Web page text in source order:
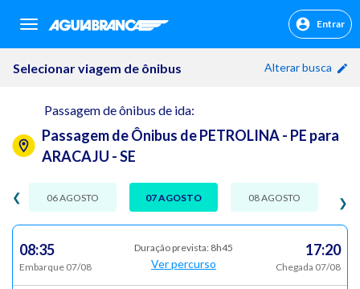
sr.header.toggle.navigation Entrar
Selecionar viagem de ônibus Alterar busca
Passagem de ônibus de ida:
Passagem de Ônibus de PETROLINA - PE para
ARACAJU - SE
❯
❮ 06 AGOSTO 07 AGOSTO 08 AGOSTO
08:35
Embarque 07/08
Duração prevista: 8h45
Ver percurso
17:20
Chegada 07/08